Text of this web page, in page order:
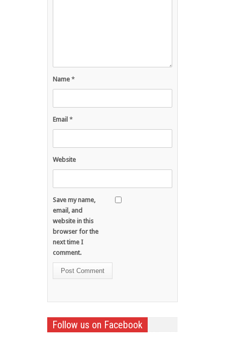
Name *
Email *
Website
Save my name,
email, and
website in this
browser for the
next time I
comment.
Follow us on Facebook